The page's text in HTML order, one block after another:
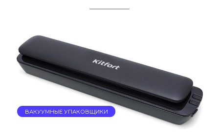
ВАКУУМНЫЕ УПАКОВЩИКИ